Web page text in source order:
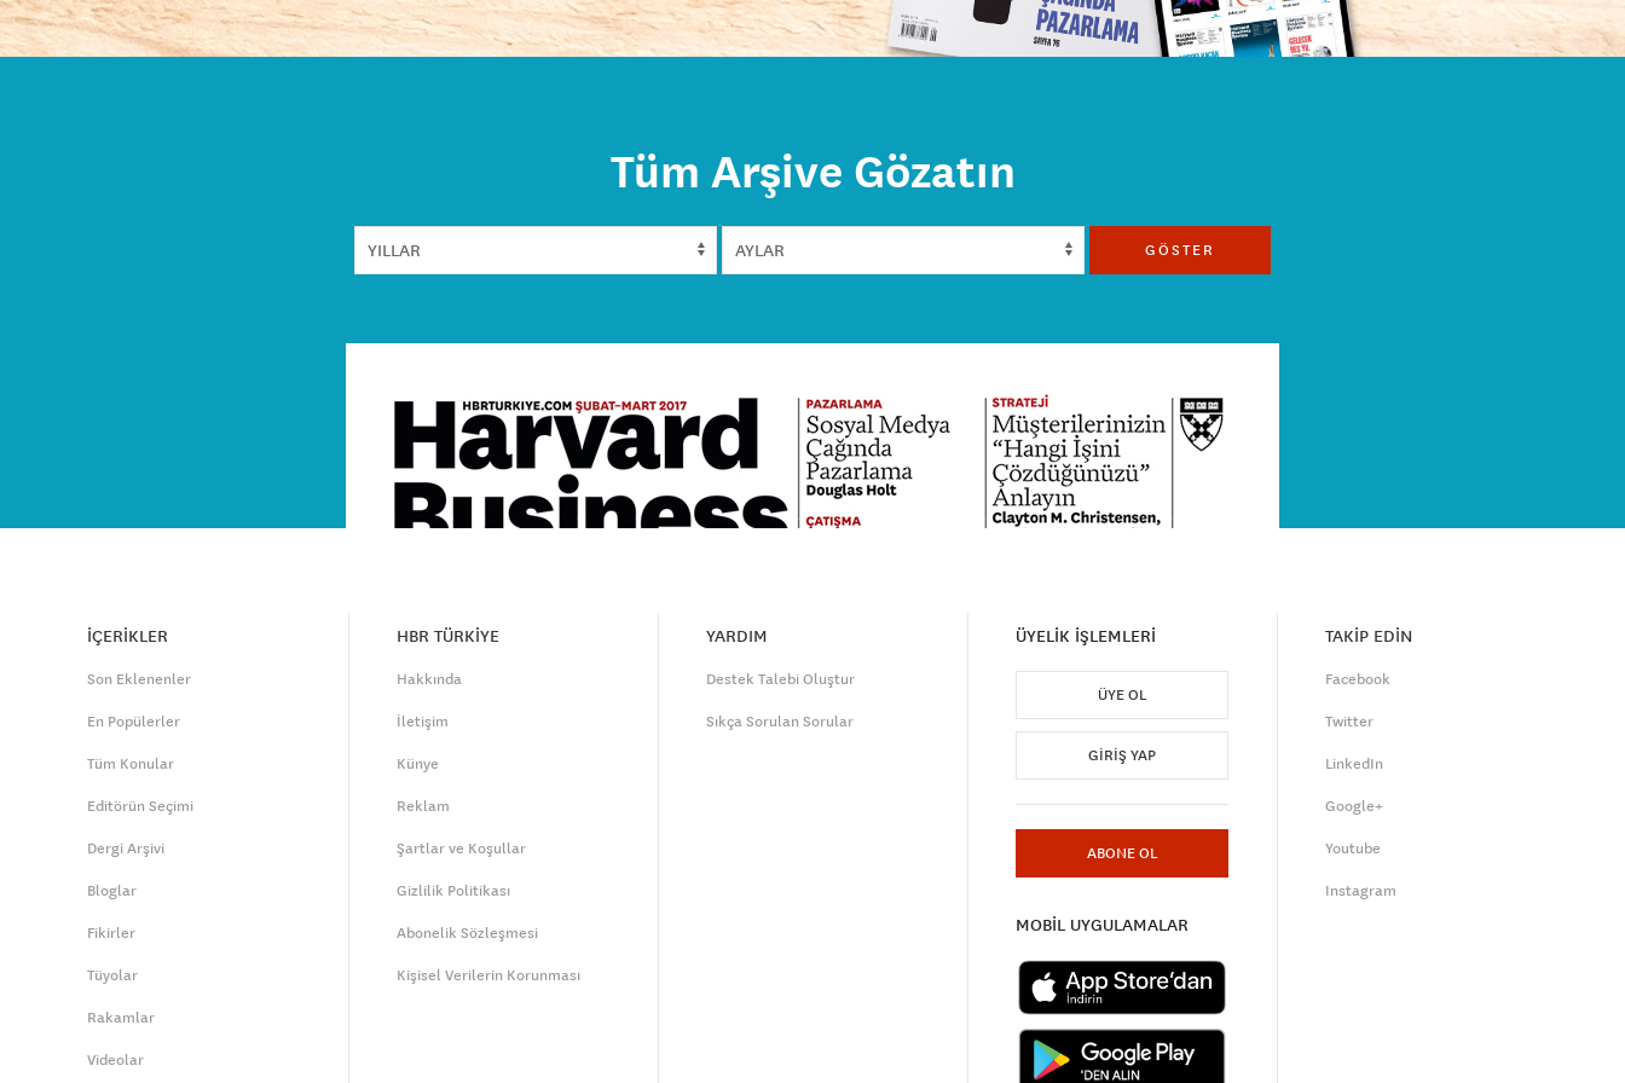
Tüm Arşive Gözatın
GÖSTER
İÇERİKLER
Son Eklenenler
En Popülerler
Tüm Konular
Editörün Seçimi
Dergi Arşivi
Bloglar
Fikirler
Tüyolar
Rakamlar
Videolar
HBR TÜRKİYE
Hakkında
İletişim
Künye
Reklam
Şartlar ve Koşullar
Gizlilik Politikası
Abonelik Sözleşmesi
Kişisel Verilerin Korunması
YARDIM
Destek Talebi Oluştur
Sıkça Sorulan Sorular
ÜYELİK İŞLEMLERİ
ÜYE OL
GIRIŞ YAP
ABONE OL
MOBİL UYGULAMALAR
TAKİP EDİN
Facebook
Twitter
LinkedIn
Google+
Youtube
Instagram